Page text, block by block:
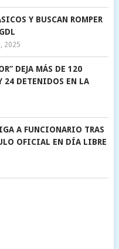
Y BUSCAN ROMPER
2025
DEJA MÁS DE 120
24 DETENIDOS EN LA
A FUNCIONARIO TRAS
OFICIAL EN DÍA LIBRE